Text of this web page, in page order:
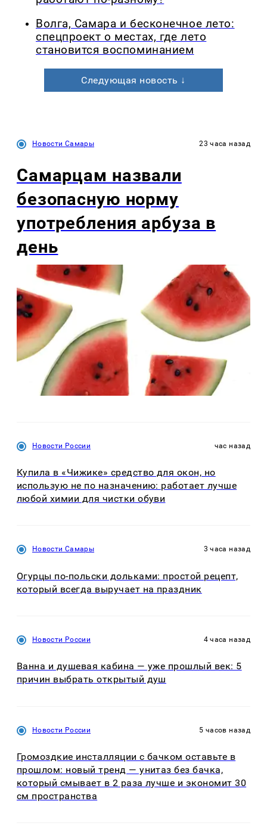
Волга, Самара и бесконечное лето:
спецпроект о местах, где лето
становится воспоминанием
Следующая новость ↓
Новости Самары 23 часа назад
Самарцам назвали
безопасную норму
употребления арбуза в
день
Новости России час назад
Купила в «Чижике» средство для окон, но
использую не по назначению: работает лучше
любой химии для чистки обуви
Новости Самары 3 часа назад
Огурцы по‑польски дольками: простой рецепт,
который всегда выручает на праздник
Новости России 4 часа назад
Ванна и душевая кабина — уже прошлый век: 5
причин выбрать открытый душ
Новости России 5 часов назад
Громоздкие инсталляции с бачком оставьте в
прошлом: новый тренд — унитаз без бачка,
который смывает в 2 раза лучше и экономит 30
см пространства